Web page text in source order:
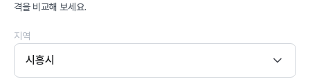
격을 비교해 보세요.
지역
시흥시